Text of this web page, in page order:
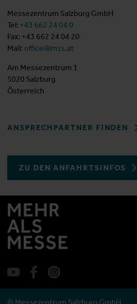
Messezentrum Salzburg GmbH
Tel: +43 662 24 04 0
Fax: +43 662 24 04 20
Mail: office@mzs.at
Am Messezentrum 1
5020 Salzburg
Österreich
ANSPRECHPARTNER FINDEN
ZU DEN ANFAHRTSINFOS